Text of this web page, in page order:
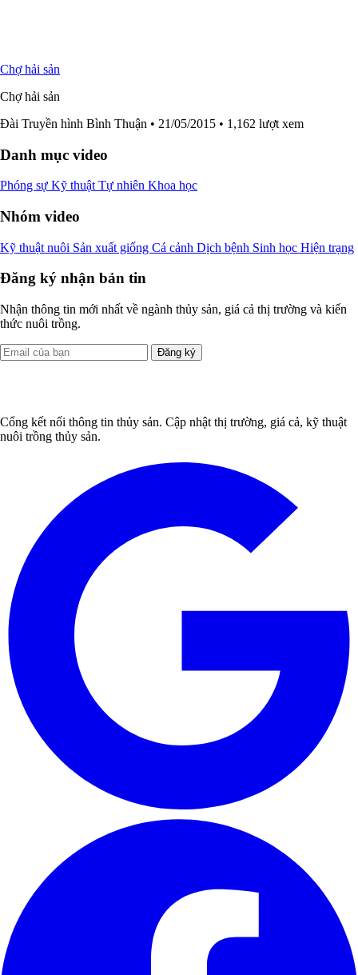
Chợ hải sản
Chợ hải sản
Đài Truyền hình Bình Thuận • 21/05/2015 • 1,162 lượt xem
Danh mục video
Phóng sự Kỹ thuật Tự nhiên Khoa học
Nhóm video
Kỹ thuật nuôi Sản xuất giống Cá cảnh Dịch bệnh Sinh học Hiện trạng
Đăng ký nhận bản tin
Nhận thông tin mới nhất về ngành thủy sản, giá cả thị trường và kiến
thức nuôi trồng.
Đăng ký
Cổng kết nối thông tin thủy sản. Cập nhật thị trường, giá cả, kỹ thuật
nuôi trồng thủy sản.